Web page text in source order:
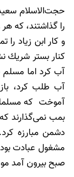
حجت‌الاسلام
را گذاشتند، كه
و كار ابن زياد
كنار بستر
آب كرد اما مسلم
آب طلب كرد،
آموخت که
بمب نمی‌گذارند
دشمن مبارزه
مشغول عبادت
صبح بیرون آمد